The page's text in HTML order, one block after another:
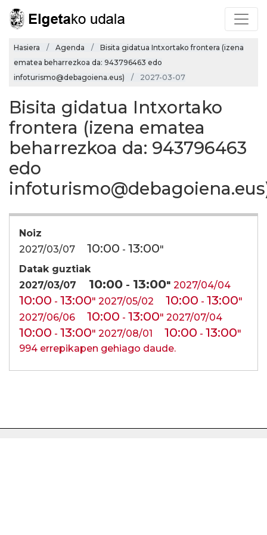
Hasiera Agenda
Bisita gidatua Intxortako frontera (izena
ematea beharrezkoa da: 943796463 edo
infoturismo@debagoiena.eus)
2027-03-07
Bisita gidatua Intxortako
frontera (izena ematea
beharrezkoa da: 943796463
edo
Noiz
2027/03/07
10:00 - 13:00"
Datak guztiak
2027/03/07
10:00 - 13:00" 2027/04/04
10:00 - 13:00" 2027/05/02 10:00 - 13:00"
2027/06/06
10:00 - 13:00" 2027/07/04
10:00 - 13:00" 2027/08/01 10:00 - 13:00"
994 errepikapen gehiago daude.